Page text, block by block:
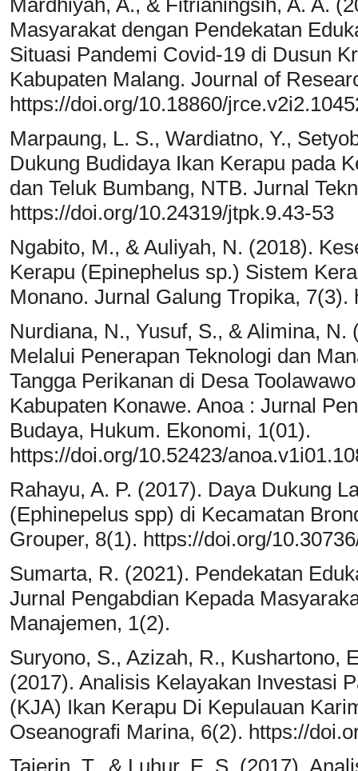
Mardhiyah, A., & Fitrianingsih, A. A.
Masyarakat dengan Pendekatan
Situasi Pandemi Covid-19 di Dusun
Kabupaten Malang. Journal of
https://doi.org/10.18860/
Marpaung, L. S., Wardiatno, Y.,
Dukung Budidaya Ikan Kerapu pada
dan Teluk Bumbang, NTB. Jurnal
https://doi.org/10.24319/jtpk.9.43-53
Ngabito, M., & Auliyah, N. (2018).
Kerapu (Epinephelus sp.) Sistem
Monano. Jurnal Galung Tropika,
Nurdiana, N., Yusuf, S., & Alimina,
Melalui Penerapan Teknologi dan
Tangga Perikanan di Desa
Kabupaten Konawe. Anoa : Jurnal
Budaya, Hukum. Ekonomi, 1(01).
https://doi.org/10.52423/
Rahayu, A. P. (2017). Daya Dukung
(Ephinepelus spp) di Kecamatan
Grouper, 8(1). https://doi.org/
Sumarta, R. (2021). Pendekatan
Jurnal Pengabdian Kepada
Manajemen, 1(2).
Suryono, S., Azizah, R., Kushartono,
(2017). Analisis Kelayakan Investasi
(KJA) Ikan Kerapu Di Kepulauan
Oseanografi Marina, 6(2). https://